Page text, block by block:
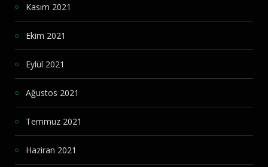
Kasım 2021
Ekim 2021
Eylül 2021
Ağustos 2021
Temmuz 2021
Haziran 2021